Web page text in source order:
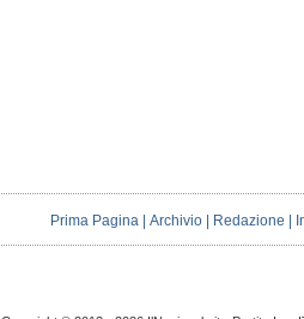
Prima Pagina |Archivio Redazione